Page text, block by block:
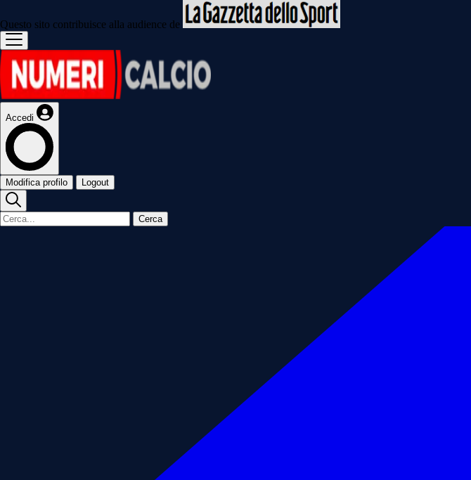
Questo sito contribuisce alla audience de
Accedi
Modifica profilo Logout
Cerca